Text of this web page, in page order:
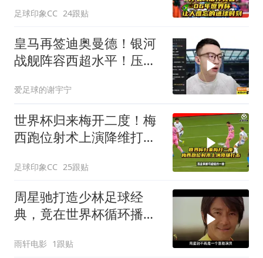
足球印象CC 24跟贴
皇马再签迪奥曼德！银河
战舰阵容西超水平！压不
爱足球的谢宇宁
世界杯归来梅开二度！梅
西跑位射术上演降维打
足球印象CC 25跟贴
周星驰打造少林足球经
典，竟在世界杯循环播
雨轩电影 1跟贴